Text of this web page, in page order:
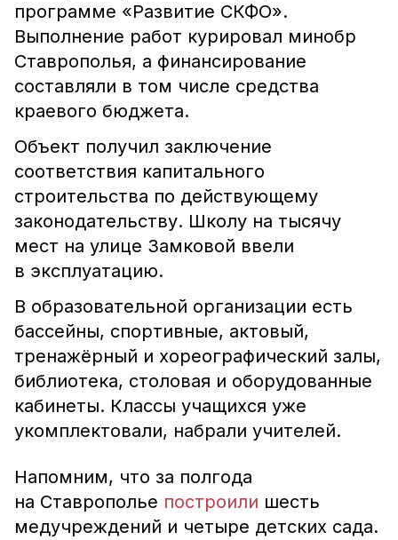
программе «Развитие СКФО».
Выполнение работ курировал минобр
Ставрополья, а финансирование
составляли в том числе средства
краевого бюджета.
Объект получил заключение
соответствия капитального
строительства по действующему
законодательству. Школу на тысячу
мест на улице Замковой ввели
в эксплуатацию.
В образовательной организации есть
бассейны, спортивные, актовый,
тренажёрный и хореографический залы,
библиотека, столовая и оборудованные
кабинеты. Классы учащихся уже
укомплектовали, набрали учителей.
Напомним, что за полгода
на Ставрополье построили шесть
медучреждений и четыре детских сада.